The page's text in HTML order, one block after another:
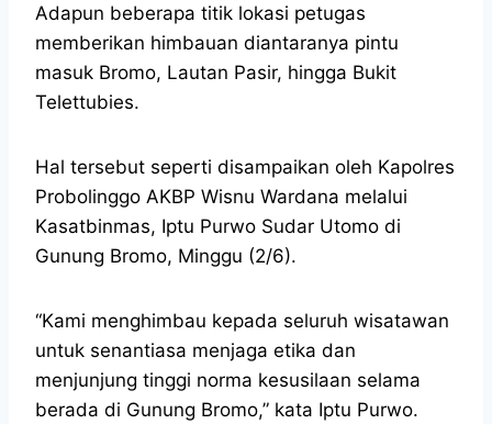
Adapun beberapa titik lokasi petugas
memberikan himbauan diantaranya pintu
masuk Bromo, Lautan Pasir, hingga Bukit
Telettubies.
Hal tersebut seperti disampaikan oleh Kapolres
Probolinggo AKBP Wisnu Wardana melalui
Kasatbinmas, Iptu Purwo Sudar Utomo di
Gunung Bromo, Minggu (2/6).
“Kami menghimbau kepada seluruh wisatawan
untuk senantiasa menjaga etika dan
menjunjung tinggi norma kesusilaan selama
berada di Gunung Bromo,” kata Iptu Purwo.